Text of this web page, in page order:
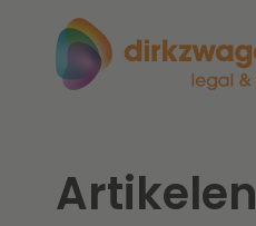
Expertises
Thema's
Artikelen